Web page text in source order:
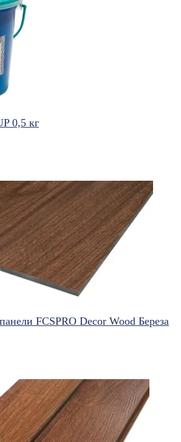
0,5 кг
FCSPRO Decor Wood Береза